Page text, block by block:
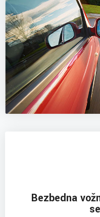
Bezbedna